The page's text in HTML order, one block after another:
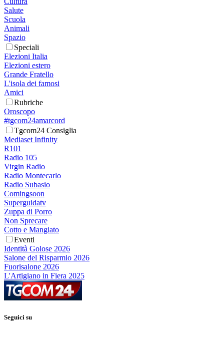
Salute
Scuola
Animali
Spazio
Speciali
Elezioni Italia
Elezioni estero
Grande Fratello
L'isola dei famosi
Amici
Rubriche
Oroscopo
#tgcom24amarcord
Tgcom24 Consiglia
Mediaset Infinity
R101
Radio 105
Virgin Radio
Radio Montecarlo
Radio Subasio
Comingsoon
Superguidatv
Zuppa di Porro
Non Sprecare
Cotto e Mangiato
Eventi
Identità Golose 2026
Salone del Risparmio 2026
Fuorisalone 2026
L'Artigiano in Fiera 2025
Seguici su